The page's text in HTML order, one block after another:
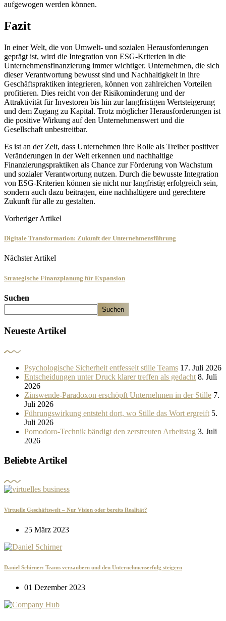
aufgewogen werden können.
Fazit
In einer Welt, die von Umwelt- und sozialen Herausforderungen
geprägt ist, wird die Integration von ESG-Kriterien in die
Unternehmensfinanzierung immer wichtiger. Unternehmen, die sich
dieser Verantwortung bewusst sind und Nachhaltigkeit in ihre
Geschäftspraktiken integrieren, können von zahlreichen Vorteilen
profitieren. Dies reicht von der Risikominderung und der
Attraktivität für Investoren bis hin zur langfristigen Wertsteigerung
und dem Zugang zu Kapital. Trotz möglicher Herausforderungen ist
die positive Wirkung auf den Unternehmenswert und die
Gesellschaft unbestreitbar.
Es ist an der Zeit, dass Unternehmen ihre Rolle als Treiber positiver
Veränderungen in der Welt erkennen und nachhaltige
Finanzierungspraktiken als Chance zur Förderung von Wachstum
und sozialer Verantwortung nutzen. Durch die bewusste Integration
von ESG-Kriterien können sie nicht nur langfristig erfolgreich sein,
sondern auch dazu beitragen, eine nachhaltigere und gerechtere
Zukunft für alle zu gestalten.
Vorheriger Artikel
Digitale Transformation: Zukunft der Unternehmensführung
Nächster Artikel
Strategische Finanzplanung für Expansion
Suchen
Suchen
Neueste Artikel
Psychologische Sicherheit entfesselt stille Teams 17. Juli 2026
Entscheidungen unter Druck klarer treffen als gedacht 8. Juli
2026
Zinswende-Paradoxon erschöpft Unternehmen in der Stille 7.
Juli 2026
Führungswirkung entsteht dort, wo Stille das Wort ergreift 5.
Juli 2026
Pomodoro-Technik bändigt den zerstreuten Arbeitstag 3. Juli
2026
Beliebte Artikel
Virtuelle Geschäftswelt – Nur Vision oder bereits Realität?
25 März 2023
Daniel Schirner: Teams verzaubern und den Unternehmenserfolg steigern
01 Dezember 2023